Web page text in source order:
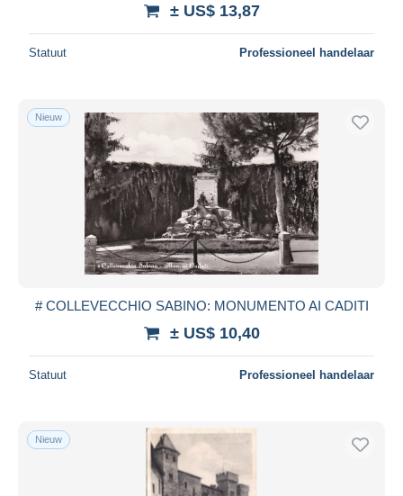
± US$ 13,87
Statuut Professioneel handelaar
Nieuw
# COLLEVECCHIO SABINO: MONUMENTO AI CADITI
± US$ 10,40
Statuut Professioneel handelaar
Nieuw